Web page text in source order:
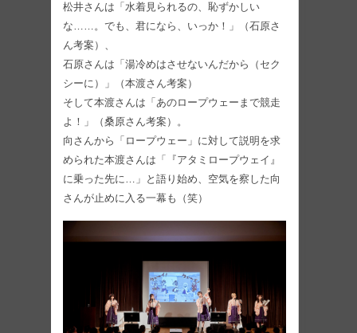
松井さんは「水着見られるの、恥ずかしい
な……。でも、君になら、いっか！」（石原さ
ん考案）、
石原さんは「湯冷めはさせないんだから（セク
シーに）」（本渡さん考案）
そして本渡さんは「あのロープウェーまで競走
よ！」（桑原さん考案）。
向さんから「ロープウェー」に対して説明を求
められた本渡さんは「『アタミロープウェイ』
に乗った先に…」と語り始め、空気を察した向
さんが止めに入る一幕も（笑）